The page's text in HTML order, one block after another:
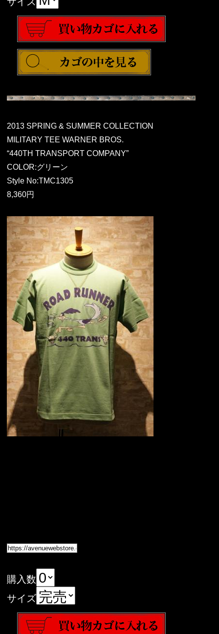
2013 SPRING & SUMMER COLLECTION
MILITARY TEE WARNER BROS.
“440TH TRANSPORT COMPANY”
COLOR:グリーン
Style No:TMC1305
8,360円
購入数
サイズ